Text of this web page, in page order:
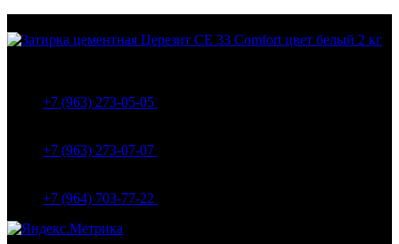
+7 (963) 273-05-05
+7 (963) 273-07-07
+7 (964) 703-77-22